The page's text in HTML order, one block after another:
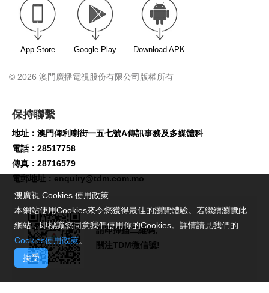
App Store Google Play Download APK
© 2026 澳門廣播電視股份有限公司版權所有
保持聯繫
地址：澳門俾利喇街一五七號A傳訊事務及多媒體科
電話：28517758
傳真：28716579
電郵地址： enquiry@tdm.com.mo
請即掃描二維碼,
關注TDM微信號!
澳廣視 Cookies 使用政策
本網站使用Cookies來令您獲得最佳的瀏覽體驗。若繼續瀏覽此
網站，即標識您同意我們使用你的Cookies。詳情請見我們的
Cookies使用政策。
接受